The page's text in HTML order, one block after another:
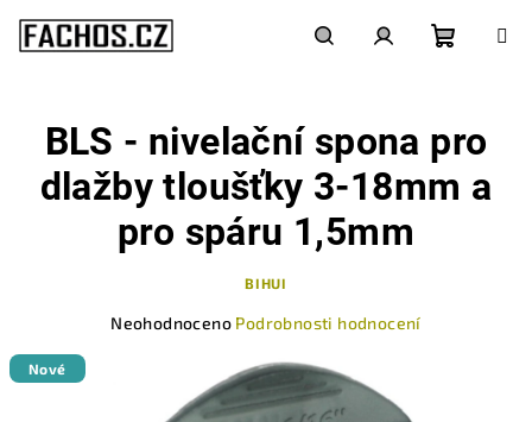
obsah
košík
BLS - nivelační spona pro
dlažby tloušťky 3-18mm a
pro spáru 1,5mm
BIHUI
produktu
Neohodnoceno Podrobnosti hodnocení
Nové